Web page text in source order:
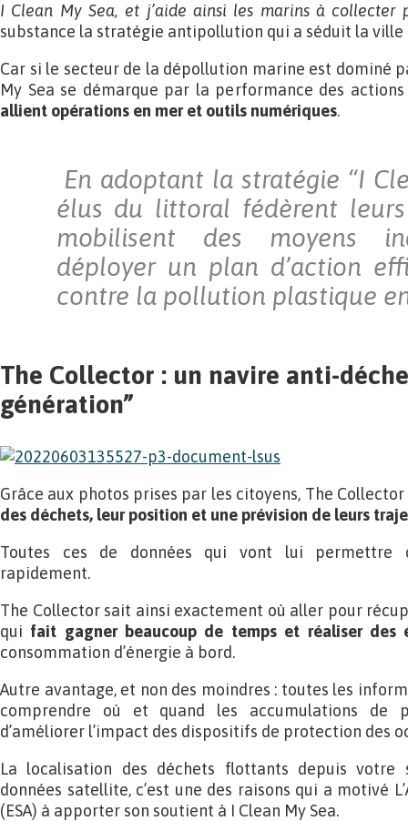
I Clean My Sea, et j’aide ainsi les marins à collecter
substance la stratégie antipollution qui a séduit la ville
Car si le secteur de la dépollution marine est dominé
My Sea se démarque par la performance des actions
allient opérations en mer et outils numériques.
En adoptant la stratégie “I
élus du littoral fédèrent
mobilisent des moyens
déployer un plan d’action
contre la pollution plastique
The Collector : un navire anti-
génération”
Grâce aux photos prises par les citoyens, The Collector
des déchets, leur position et une prévision de leurs
Toutes ces de données qui vont lui permettre
rapidement.
The Collector sait ainsi exactement où aller pour
qui fait gagner beaucoup de temps et réaliser des
consommation d’énergie à bord.
Autre avantage, et non des moindres : toutes les
comprendre où et quand les accumulations de
d’améliorer l’impact des dispositifs de protection des
La localisation des déchets flottants depuis
données satellite, c’est une des raisons qui a motivé
(ESA) à apporter son soutient à I Clean My Sea.